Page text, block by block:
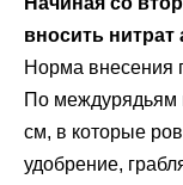
вносить
Норма внесения
По междурядьям
см, в которые
удобрение,